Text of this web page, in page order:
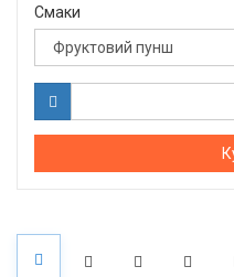
Смаки